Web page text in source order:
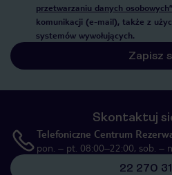
przetwarzaniu danych osobowych”
komunikacji (e-mail), także z
systemów wywołujących.
Zapisz
Skontaktuj
Telefoniczne Centrum
pon. – pt. 08:00–22:00, sob. –
22 270